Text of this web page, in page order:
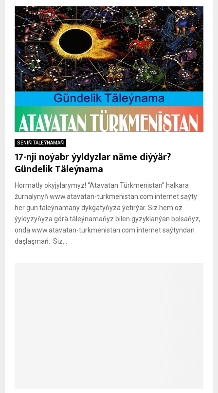
SENIŇ TÄLEÝNAMAŇ
17-nji noýabr ýyldyzlar näme diýýär?
Gündelik Täleýnama
Hormatly okyjylarymyz! “Atavatan Türkmenistan” halkara
žurnalynyň www.atavatan-turkmenistan.com internet saýty
her gün täleýnamany dykgatyňyza ýetirýär. Siz hem öz
ýyldyzyňyza görä täleýnamaňyz bilen gyzyklanýan bolsaňyz,
onda www.atavatan-turkmenistan.com internet saýtyndan
daşlaşmaň. Siz...